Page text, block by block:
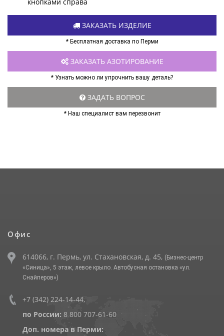
ЗАКАЗАТЬ ИЗДЕЛИЕ
* Бесплатная доставка по Перми
ЗАКАЗАТЬ АЗОТИРОВАНИЕ
* Узнать можно ли упрочнить вашу деталь?
ЗАДАТЬ ВОПРОС
* Наш специалист вам перезвонит
Офис
614066, г. Пермь, ул. Стахановская, д. 45, (Бизнес-центр
«Синица», 5 этаж, левое крыло. Автобусная остановка «ул.
Снайперов»)
+7 (342) 224-14-44,
по России: 8 800 707-61-60
Доп. номера в Перми: